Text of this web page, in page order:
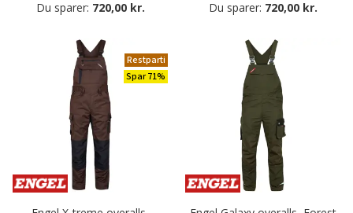
Du sparer: 720,00 kr.
Du sparer: 720,00 kr.
Restparti
Spar 71%